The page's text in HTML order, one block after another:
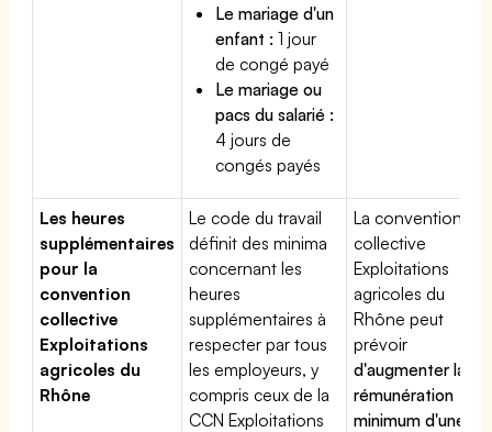
Le mariage d'un
enfant : 1 jour
de congé payé
Le mariage ou
pacs du salarié :
4 jours de
congés payés
Les heures
supplémentaires
pour la
convention
collective
Exploitations
agricoles du
Rhône
Le code du travail
définit des minima
concernant les
heures
supplémentaires à
respecter par tous
les employeurs, y
compris ceux de la
CCN Exploitations
La convention
collective
Exploitations
agricoles du
Rhône peut
prévoir
d'augmenter la
rémunération
minimum d'une